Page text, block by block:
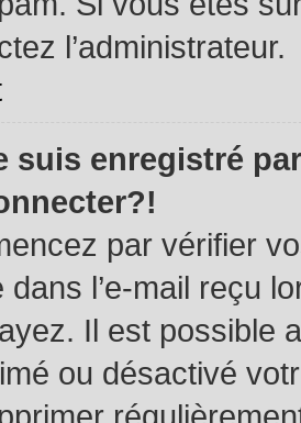
l’administrateur.
suis enregistré
par vérifier
dans l’e-mail reçu
Il est possible
ou désactivé